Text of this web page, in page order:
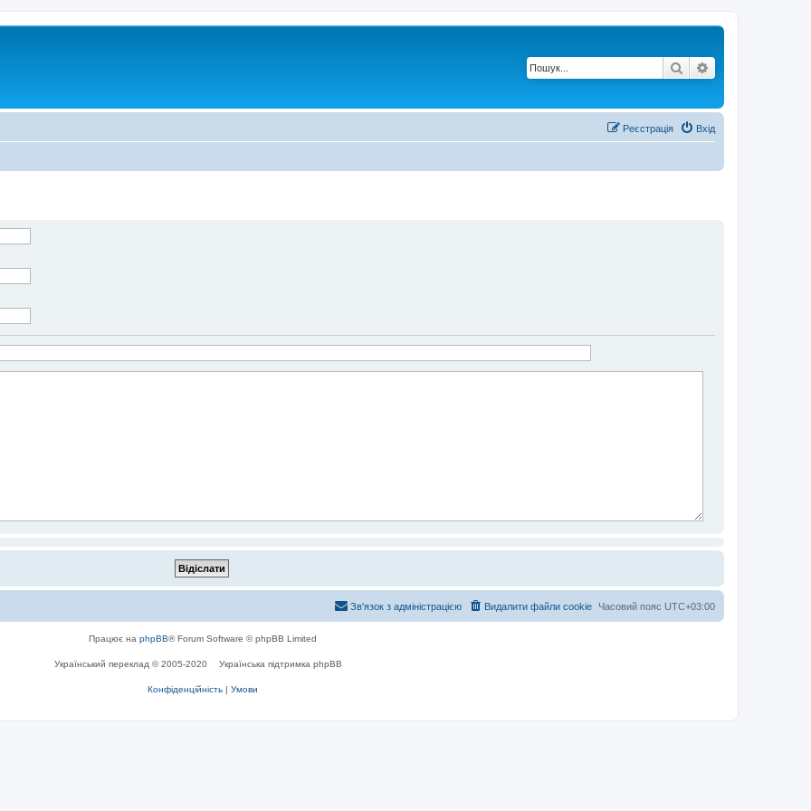
Пошук
Вхід
Реєстрація
Часовий пояс UTC+03:00
Видалити файли cookie
Зв'язок з адміністрацією
Працює на phpBB® Forum Software © phpBB Limited
Український переклад © 2005-2020 Українська підтримка phpBB
Конфіденційність | Умови